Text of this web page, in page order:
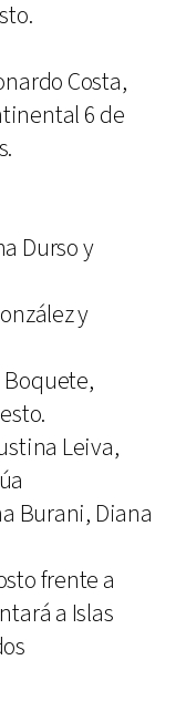
Costa,
6 de
Durso y
y
Boquete,
Leiva,
Burani, Diana
frente a
a Islas